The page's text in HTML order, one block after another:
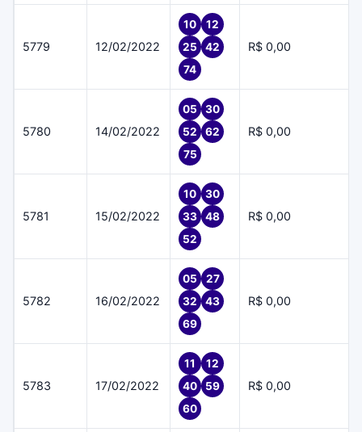
5779 12/02/2022
10
12
25
42
74
R$ 0,00
5780 14/02/2022
05
30
52
62
75
R$ 0,00
5781 15/02/2022
10
30
33
48
52
R$ 0,00
5782 16/02/2022
05
27
32
43
69
R$ 0,00
5783 17/02/2022
11
12
40
59
60
R$ 0,00